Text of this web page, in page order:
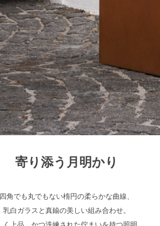
寄り添う月明かり
角でも丸でもない楕円の柔らかな曲線、
乳白ガラスと真鍮の美しい組み合わせ。